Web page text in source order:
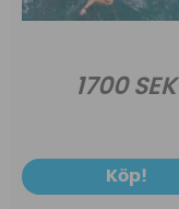
1700 SEK
Köp!